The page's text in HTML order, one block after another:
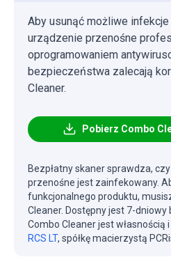
Aby usunąć możliwe
urządzenie przenośne
oprogramowaniem
bezpieczeństwa zalecają
Cleaner.
Pobierz Combo
Bezpłatny skaner sprawdza,
przenośne jest zainfekowany.
funkcjonalnego produktu,
Cleaner. Dostępny jest 7-dniowy
Combo Cleaner jest
RCS LT, spółkę macierzystą